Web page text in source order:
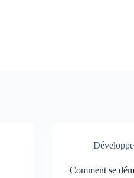
Comment se